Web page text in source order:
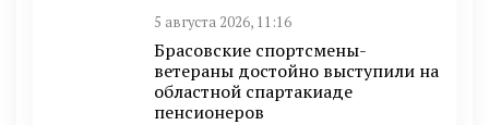
5 августа 2026, 11:16
Брасовские спортсмены-
ветераны достойно выступили на
областной спартакиаде
пенсионеров